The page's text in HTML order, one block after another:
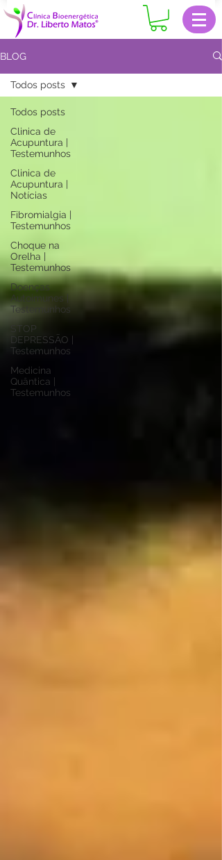
BLOG
Todos posts
Clinica de
Acupuntura |
Testemunhos
Clinica de
Acupuntura |
Notícias
Fibromialgia |
Testemunhos
Choque na
Orelha |
Testemunhos
Doenças
Autoimunes |
Testemunhos
STOP
DEPRESSÃO |
Testemunhos
Medicina
Quântica |
Testemunhos
Todos posts